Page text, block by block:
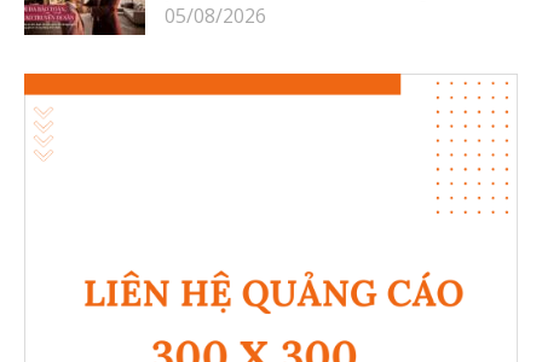
05/08/2026